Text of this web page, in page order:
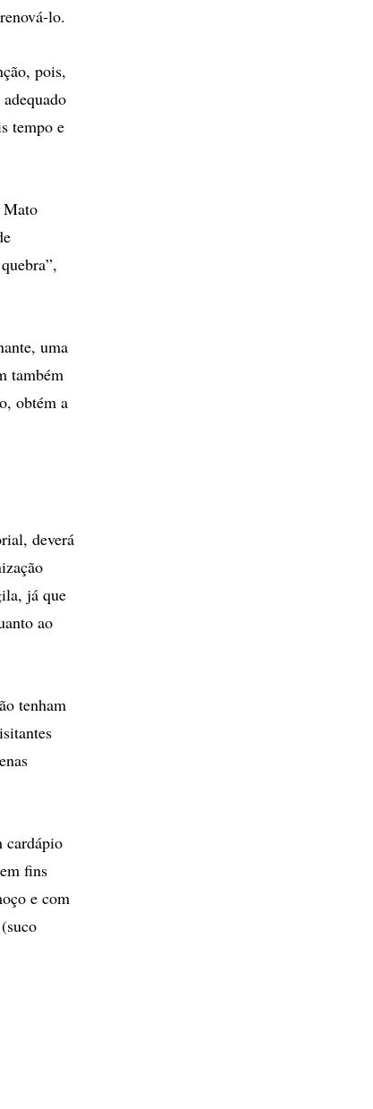
lo.
pois,
tempo e
Mato
uma
também
obtém a
deverá
já que
ao
tenham
cardápio
fins
e com